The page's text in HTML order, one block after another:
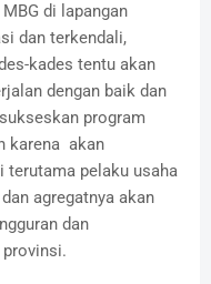
di lapangan
dan terkendali,
kades tentu akan
dengan baik dan
program
karena akan
terutama pelaku usaha
agregatnya akan
dan